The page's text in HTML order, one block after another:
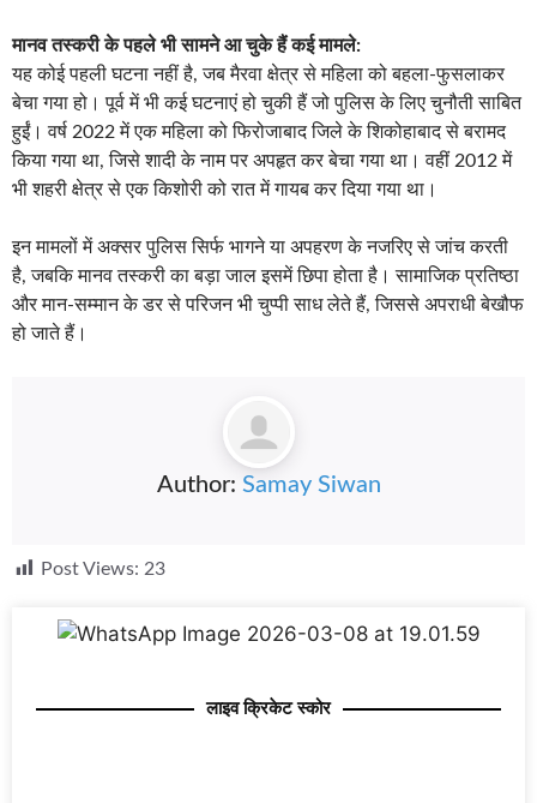
मानव तस्करी के पहले भी सामने आ चुके हैं कई मामले:
यह कोई पहली घटना नहीं है, जब मैरवा क्षेत्र से महिला को बहला-फुसलाकर
बेचा गया हो। पूर्व में भी कई घटनाएं हो चुकी हैं जो पुलिस के लिए चुनौती साबित
हुईं। वर्ष 2022 में एक महिला को फिरोजाबाद जिले के शिकोहाबाद से बरामद
किया गया था, जिसे शादी के नाम पर अपहृत कर बेचा गया था। वहीं 2012 में
भी शहरी क्षेत्र से एक किशोरी को रात में गायब कर दिया गया था।
इन मामलों में अक्सर पुलिस सिर्फ भागने या अपहरण के नजरिए से जांच करती
है, जबकि मानव तस्करी का बड़ा जाल इसमें छिपा होता है। सामाजिक प्रतिष्ठा
और मान-सम्मान के डर से परिजन भी चुप्पी साध लेते हैं, जिससे अपराधी बेखौफ
हो जाते हैं।
Author: Samay Siwan
Post Views: 23
लाइव क्रिकेट स्कोर